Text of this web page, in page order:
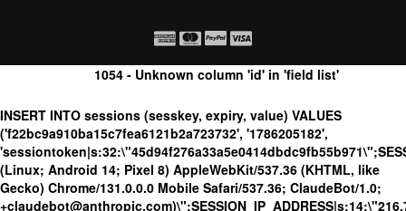
1054 - Unknown column 'id' in 'field list'
INSERT INTO sessions (sesskey, expiry, value) VALUES
('f22bc9a910ba15c7fea6121b2a723732', '1786205182',
(Linux; Android 14; Pixel 8) AppleWebKit/537.36 (KHTML, like
Gecko) Chrome/131.0.0.0 Mobile Safari/537.36; ClaudeBot/1.0;